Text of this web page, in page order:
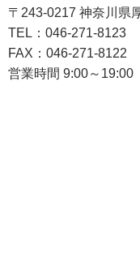
〒243-0217 神奈川県
TEL：046-271-8123
FAX：046-271-8122
営業時間 9:00～19:00